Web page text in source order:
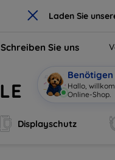
× Laden Sie
Schreiben Sie uns
Hallo,
Online-Shop.
Displayschutz